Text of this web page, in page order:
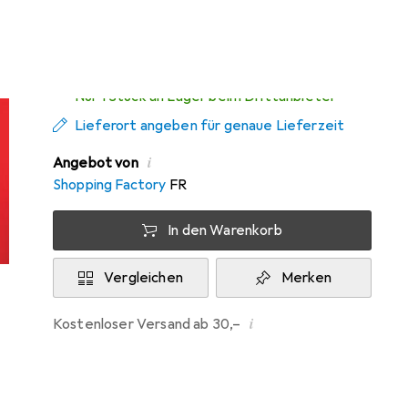
Nur 1 Stück an Lager beim Drittanbieter
Lieferort angeben für genaue Lieferzeit
Angebot von i
Shopping Factory FR
In den Warenkorb
Vergleichen Merken
Kostenloser Versand ab 30,– i